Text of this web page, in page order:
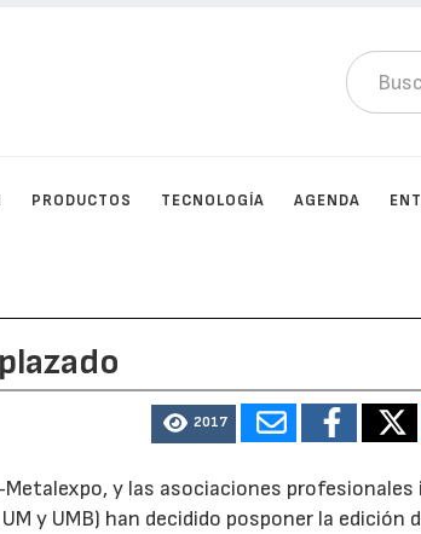
PRODUCTOS TECNOLOGÍA AGENDA
2017
Metalexpo, y las asociaciones profesionales
y UMB) han decidido posponer la edición